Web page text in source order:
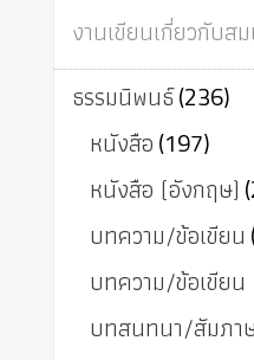
งานเขียนเกี่ยวกับส
ธรรมนิพนธ์(236)
หนังสือ(197)
หนังสือ (อังกฤษ)
บทความ/ข้อเขียน
บทความ/ข้อเขีย
บทสนทนา/สัมภ